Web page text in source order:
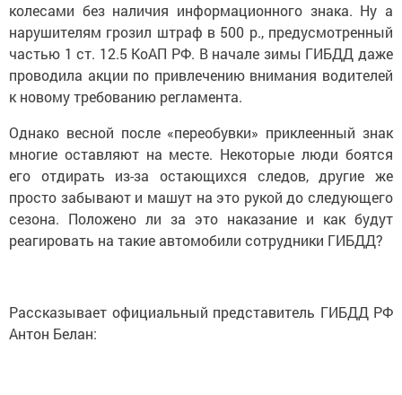
колесами без наличия информационного знака. Ну а
нарушителям грозил штраф в 500 р., предусмотренный
частью 1 ст. 12.5 КоАП РФ. В начале зимы ГИБДД даже
проводила акции по привлечению внимания водителей
к новому требованию регламента.
Однако весной после «переобувки» приклеенный знак
многие оставляют на месте. Некоторые люди боятся
его отдирать из-за остающихся следов, другие же
просто забывают и машут на это рукой до следующего
сезона. Положено ли за это наказание и как будут
реагировать на такие автомобили сотрудники ГИБДД?
Рассказывает официальный представитель ГИБДД РФ
Антон Белан: